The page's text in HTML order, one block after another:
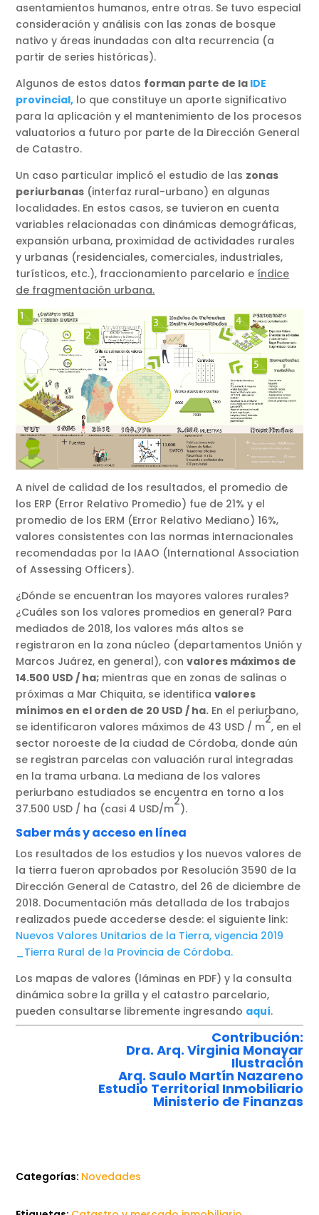
asentamientos humanos, entre otras. Se tuvo especial
consideración y análisis con las zonas de bosque
nativo y áreas inundadas con alta recurrencia (a
partir de series históricas).
Algunos de estos datos forman parte de la IDE
provincial, lo que constituye un aporte significativo
para la aplicación y el mantenimiento de los procesos
valuatorios a futuro por parte de la Dirección General
de Catastro.
Un caso particular implicó el estudio de las zonas
periurbanas (interfaz rural-urbano) en algunas
localidades. En estos casos, se tuvieron en cuenta
variables relacionadas con dinámicas demográficas,
expansión urbana, proximidad de actividades rurales
y urbanas (residenciales, comerciales, industriales,
turísticos, etc.), fraccionamiento parcelario e índice
de fragmentación urbana.
A nivel de calidad de los resultados, el promedio de
los ERP (Error Relativo Promedio) fue de 21% y el
promedio de los ERM (Error Relativo Mediano) 16%,
valores consistentes con las normas internacionales
recomendadas por la IAAO (International Association
of Assessing Officers).
¿Dónde se encuentran los mayores valores rurales?
¿Cuáles son los valores promedios en general? Para
mediados de 2018, los valores más altos se
registraron en la zona núcleo (departamentos Unión y
Marcos Juárez, en general), convalores máximos de
14.500 USD / ha; mientras que en zonas de salinas o
próximas a Mar Chiquita, se identificavalores
mínimos en el orden de 20 USD / ha. En el periurbano,
se identificaron valores máximos de 43 USD / m
2
, en el
sector noroeste de la ciudad de Córdoba, donde aún
se registran parcelas con valuación rural integradas
en la trama urbana. La mediana de los valores
periurbano estudiados se encuentra en torno a los
37.500 USD / ha (casi 4 USD/m
2
).
Saber más y acceso en línea
Los resultados de los estudios y los nuevos valores de
la tierra fueron aprobados por Resolución 3590 de la
Dirección General de Catastro, del 26 de diciembre de
2018. Documentación más detallada de los trabajos
realizados puede accederse desde: el siguiente link:
Nuevos Valores Unitarios de la Tierra, vigencia 2019
_Tierra Rural de la Provincia de Córdoba.
Los mapas de valores (láminas en PDF) y la consulta
dinámica sobre la grilla y el catastro parcelario,
pueden consultarse libremente ingresando aquí.
Contribución:
Dra. Arq. Virginia Monayar
Ilustración
Arq. Saulo Martín Nazareno
Estudio Territorial Inmobiliario
Ministerio de Finanzas
Categorías: Novedades